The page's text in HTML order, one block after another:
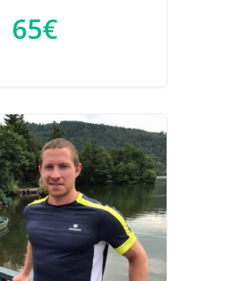
65€